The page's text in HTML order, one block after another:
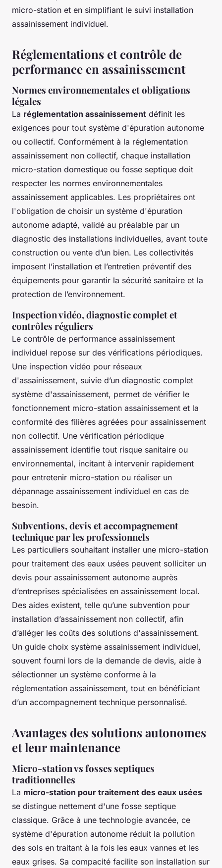
micro-station et en simplifiant le suivi installation
assainissement individuel.
Réglementations et contrôle de
performance en assainissement
Normes environnementales et obligations
légales
La réglementation assainissement définit les
exigences pour tout système d'épuration autonome
ou collectif. Conformément à la réglementation
assainissement non collectif, chaque installation
micro-station domestique ou fosse septique doit
respecter les normes environnementales
assainissement applicables. Les propriétaires ont
l'obligation de choisir un système d'épuration
autonome adapté, validé au préalable par un
diagnostic des installations individuelles, avant toute
construction ou vente d’un bien. Les collectivités
imposent l’installation et l’entretien préventif des
équipements pour garantir la sécurité sanitaire et la
protection de l’environnement.
Inspection vidéo, diagnostic complet et
contrôles réguliers
Le contrôle de performance assainissement
individuel repose sur des vérifications périodiques.
Une inspection vidéo pour réseaux
d'assainissement, suivie d’un diagnostic complet
système d'assainissement, permet de vérifier le
fonctionnement micro-station assainissement et la
conformité des filières agréées pour assainissement
non collectif. Une vérification périodique
assainissement identifie tout risque sanitaire ou
environnemental, incitant à intervenir rapidement
pour entretenir micro-station ou réaliser un
dépannage assainissement individuel en cas de
besoin.
Subventions, devis et accompagnement
technique par les professionnels
Les particuliers souhaitant installer une micro-station
pour traitement des eaux usées peuvent solliciter un
devis pour assainissement autonome auprès
d’entreprises spécialisées en assainissement local.
Des aides existent, telle qu’une subvention pour
installation d’assainissement non collectif, afin
d’alléger les coûts des solutions d'assainissement.
Un guide choix système assainissement individuel,
souvent fourni lors de la demande de devis, aide à
sélectionner un système conforme à la
réglementation assainissement, tout en bénéficiant
d’un accompagnement technique personnalisé.
Avantages des solutions autonomes
et leur maintenance
Micro-station vs fosses septiques
traditionnelles
La micro-station pour traitement des eaux usées
se distingue nettement d'une fosse septique
classique. Grâce à une technologie avancée, ce
système d'épuration autonome réduit la pollution
des sols en traitant à la fois les eaux vannes et les
eaux grises. Sa compacité facilite son installation sur